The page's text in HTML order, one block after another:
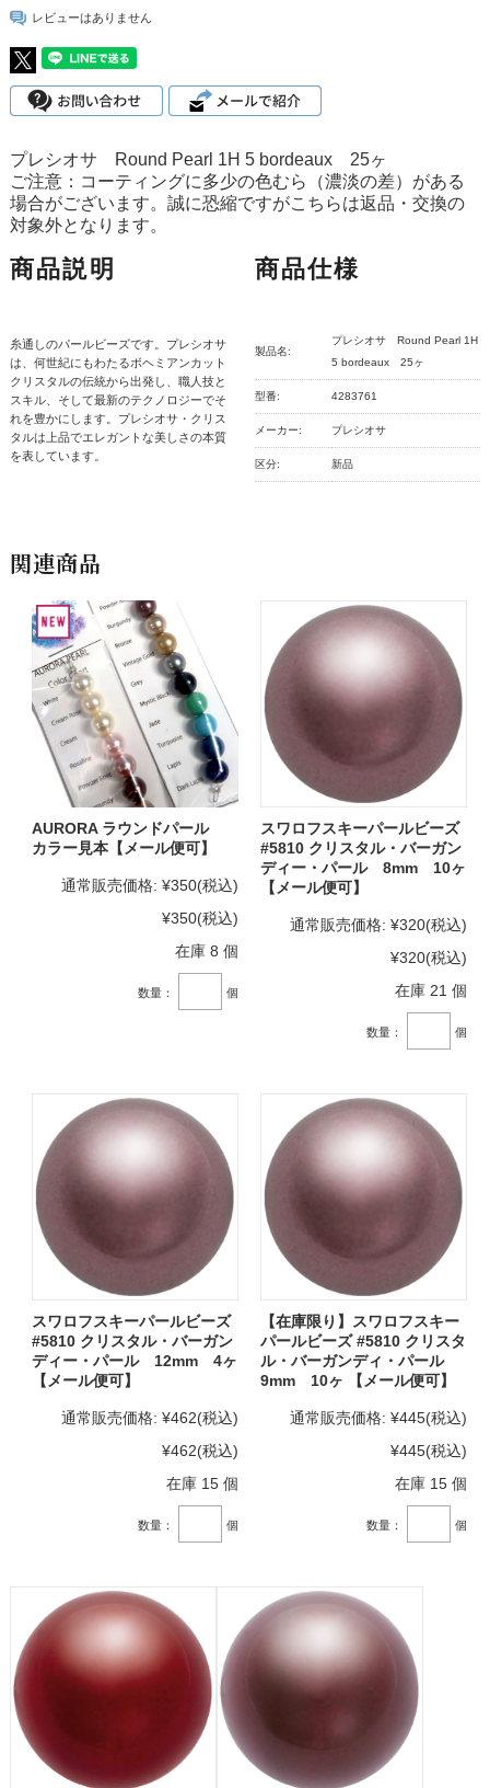
レビューはありません
プレシオサ Round Pearl 1H 5 bordeaux 25ヶ
ご注意：コーティングに多少の色むら（濃淡の差）がある
場合がございます。誠に恐縮ですがこちらは返品・交換の
対象外となります。
商品説明
糸通しのパールビーズです。プレシオサ
は、何世紀にもわたるボヘミアンカット
クリスタルの伝統から出発し、職人技と
スキル、そして最新のテクノロジーでそ
れを豊かにします。プレシオサ・クリス
タルは上品でエレガントな美しさの本質
を表しています。
商品仕様
製品名:
プレシオサ Round Pearl 1H
5 bordeaux 25ヶ
型番: 4283761
メーカー: プレシオサ
区分: 新品
関連商品
AURORA ラウンドパール
カラー見本【メール便可】
通常販売価格: ¥350(税込)
¥350(税込)
在庫 8 個
数量： 個
スワロフスキーパールビーズ
#5810 クリスタル・バーガン
ディー・パール 8mm 10ヶ
【メール便可】
通常販売価格: ¥320(税込)
¥320(税込)
在庫 21 個
数量： 個
スワロフスキーパールビーズ
#5810 クリスタル・バーガン
ディー・パール 12mm 4ヶ
【メール便可】
通常販売価格: ¥462(税込)
¥462(税込)
在庫 15 個
数量： 個
【在庫限り】スワロフスキー
パールビーズ #5810 クリスタ
ル・バーガンディ・パール
9mm 10ヶ 【メール便可】
通常販売価格: ¥445(税込)
¥445(税込)
在庫 15 個
数量： 個